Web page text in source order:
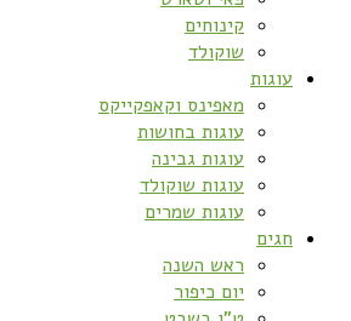
קינוחים
שוקולד
עוגות
מאפינס וקאפקייקס
עוגות בחושות
עוגות גבינה
עוגות שוקולד
עוגות שמרים
חגים
ראש השנה
יום כיפור